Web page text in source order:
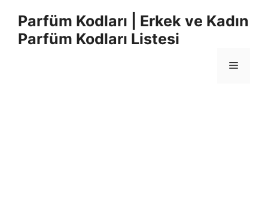
Parfüm Kodları | Erkek ve Kadın
Parfüm Kodları Listesi
Menü